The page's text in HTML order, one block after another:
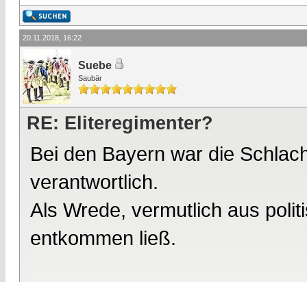
20.11.2018, 16:22
Suebe
Saubär
RE: Eliteregimenter?
Bei den Bayern war die
verantwortlich.
Als Wrede, vermutlich aus
entkommen ließ.